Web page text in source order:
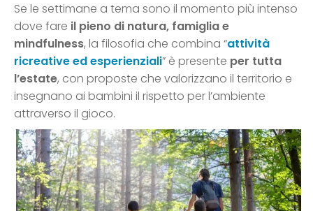
Se le settimane a tema sono il momento più intenso
dove fare il pieno di natura, famiglia e
mindfulness, la filosofia che combina “attività
ricreative ed esperienziali” è presente per tutta
l’estate, con proposte che valorizzano il territorio e
insegnano ai bambini il rispetto per l’ambiente
attraverso il gioco.